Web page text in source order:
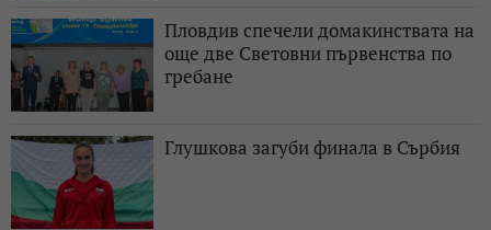
Пловдив спечели домакинствата на
още две Световни първенства по
гребане
Глушкова загуби финала в Сърбия